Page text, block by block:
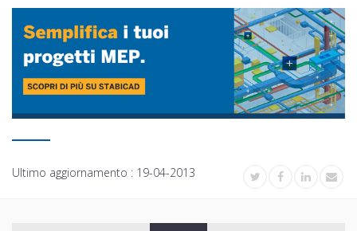
Ultimo aggiornamento : 19-04-2013